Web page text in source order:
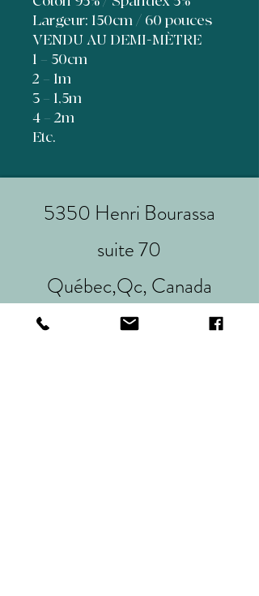
Largeur: 150cm / 60 pouces
VENDU AU DEMI-MÈTRE
1 = 50cm
2 = 1m
3 = 1,5m
4 = 2m
Etc.
5350 Henri Bourassa
suite 70
Québec,Qc, Canada
G1H 6Y8